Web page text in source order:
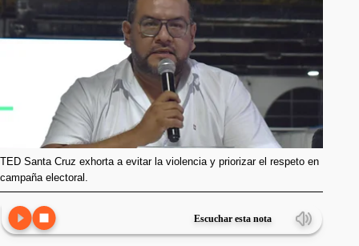
TED Santa Cruz exhorta a evitar la violencia y priorizar el respeto en
campaña electoral.
Escuchar esta nota